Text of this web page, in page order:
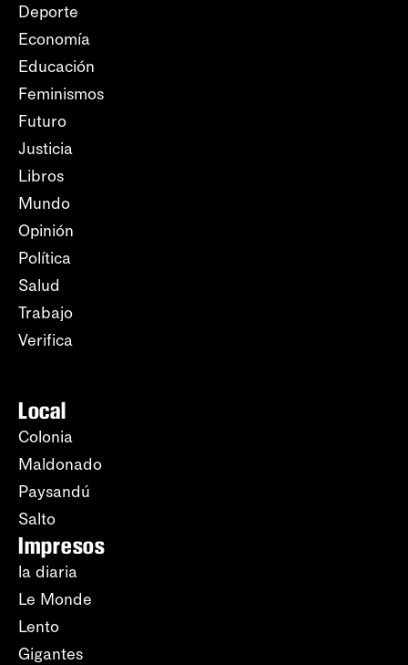
Deporte
Economía
Educación
Feminismos
Futuro
Justicia
Libros
Mundo
Opinión
Política
Salud
Trabajo
Verifica
Local
Colonia
Maldonado
Paysandú
Salto
Impresos
la diaria
Le Monde
Lento
Gigantes